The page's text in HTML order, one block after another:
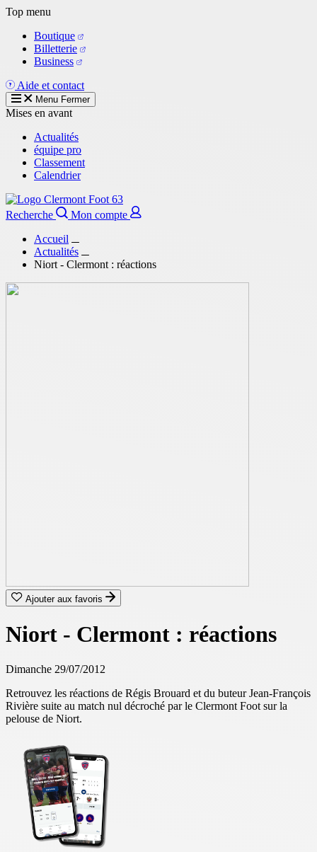
Aller
contenu
principal
Top menu
Boutique
Billetterie
Business
Aide et contact
Menu Fermer
Mises en avant
Actualités
équipe pro
Classement
Calendrier
Recherche
Mon compte
Accueil
Actualités
Niort - Clermont : réactions
Ajouter aux favoris
Niort - Clermont : réactions
Dimanche 29/07/2012
Retrouvez les réactions de Régis Brouard et du buteur Jean-François
Rivière suite au match nul décroché par le Clermont Foot sur la
pelouse de Niort.